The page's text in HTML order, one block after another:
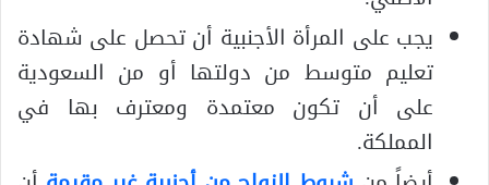
يجب على المرأة الأجنبية أن تحصل على شهادة
تعليم متوسط من دولتها أو من السعودية
على أن تكون معتمدة ومعترف بها في
المملكة.